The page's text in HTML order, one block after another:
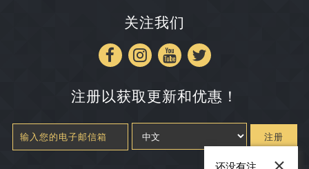
关注我们
注册以获取更新和优惠！
注册
×
还没有注